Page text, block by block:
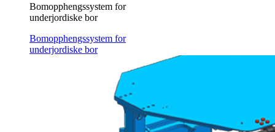
Bomopphengssystem for
underjordiske bor
Bomopphengssystem for
underjordiske bor